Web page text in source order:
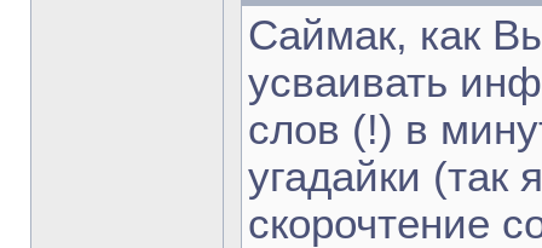
Саймак, как
усваивать
слов (!) в
угадайки (так
скорочтение